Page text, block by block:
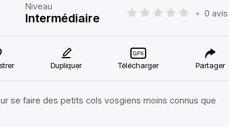
Niveau
Intermédiaire • 0 avis
Dupliquer Télécharger Partager
se faire des petits cols vosgiens moins connus que